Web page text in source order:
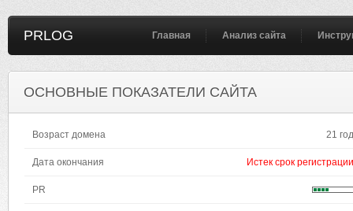
PRLOG Главная Анализ сайта
ОСНОВНЫЕ ПОКАЗАТЕЛИ САЙТА
Возраст домена 21 год
Дата окончания Истек срок регистрации
PR